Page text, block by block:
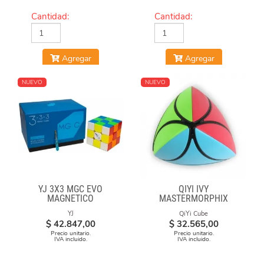
Cantidad:
Agregar
Cantidad:
Agregar
NUEVO
YJ 3X3 MGC EVO
MAGNETICO
YJ
$ 42.847,00
Precio unitario.
IVA incluido.
NUEVO
QIYI IVY
MASTERMORPHIX
QiYi Cube
$ 32.565,00
Precio unitario.
IVA incluido.